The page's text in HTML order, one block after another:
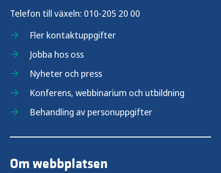
Telefon till växeln: 010-205 20 00
Fler kontaktuppgifter
Jobba hos oss
Nyheter och press
Konferens, webbinarium och utbildning
Behandling av personuppgifter
Om webbplatsen